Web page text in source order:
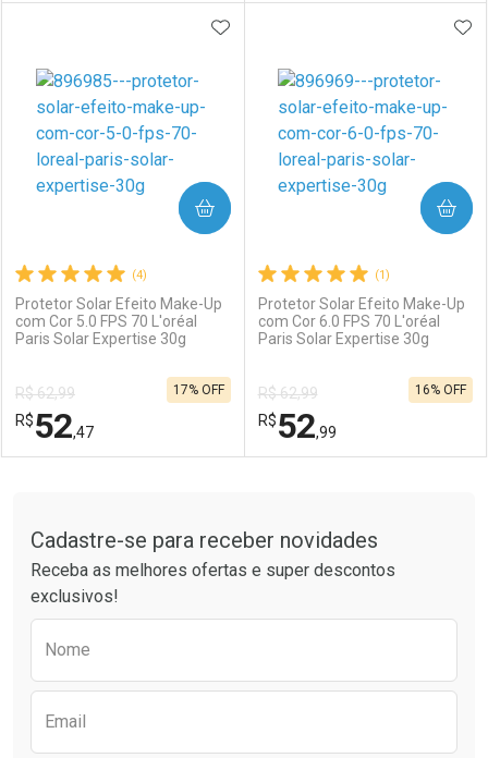
Laboratório
Ativar Desconto
Comprar sem Desconto
Por R$ 52,47/cada
Por Menos
Comprar sem Desconto
Por R$ 52,47/cada
Laboratório
Ativar Desconto
Comprar sem Desconto
Por R$ 52,47/cada
Por Menos
Comprar sem Desconto
Por R$ 52,47/cada
(4)
Protetor Solar Efeito Make-Up
com Cor 5.0 FPS 70 L'oréal
Paris Solar Expertise 30g
R$ 62,99
R$52,47
17% OFF
ADICIONAR AOS FAVORITOS
COMPRAR
Laboratório
Por Menos
(1)
Protetor Solar Efeito Make-Up
com Cor 6.0 FPS 70 L'oréal
Paris Solar Expertise 30g
R$ 62,99
R$52,99
16% OFF
COMPRAR
Laboratório
Por Menos
Cadastre-se para receber novidades
Receba as melhores ofertas e super descontos
exclusivos!
Nome
Email